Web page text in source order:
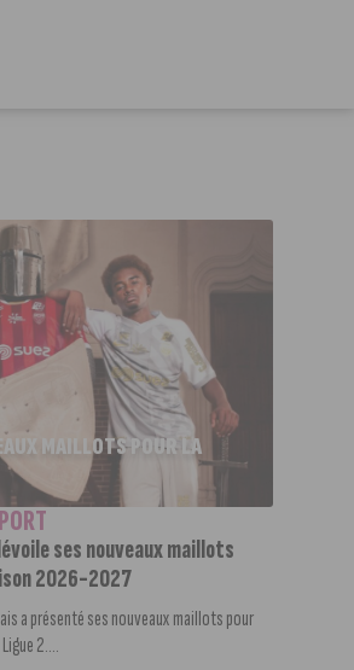
MAILLOTS POUR LA
ses nouveaux maillots
2026-2027
a présenté ses nouveaux maillots pour
2....